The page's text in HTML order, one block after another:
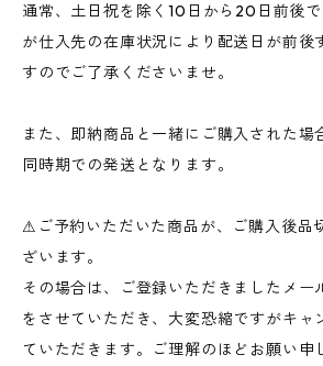
通常、土日祝を除く10日から20日前後
が仕入先の在庫状況により配送日が前後
すのでご了承くださいませ。
また、即納商品と一緒にご購入された場
同時期での発送となります。
⚠︎ご予約いただいた商品が、ご購入後品
ざいます。
その場合は、ご登録いただきましたメー
をさせていただき、大変恐縮ですがキャ
ていただきます。ご理解のほどお願い申